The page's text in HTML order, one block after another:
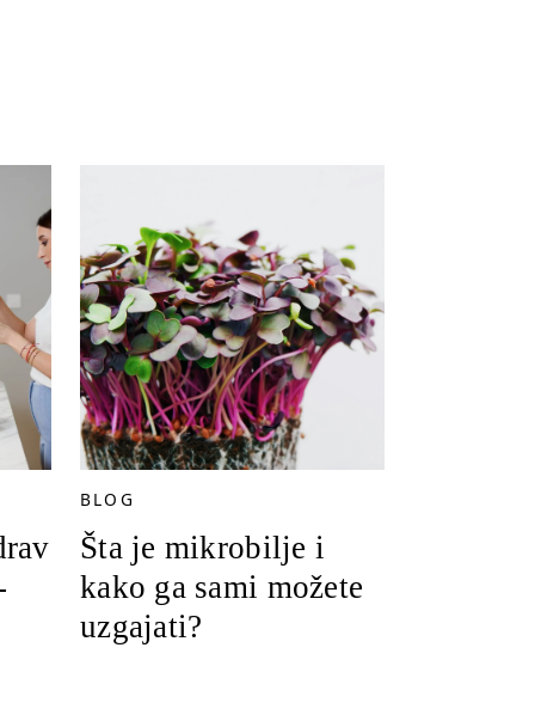
BLOG
Šta je mikrobilje i
kako ga sami možete
uzgajati?